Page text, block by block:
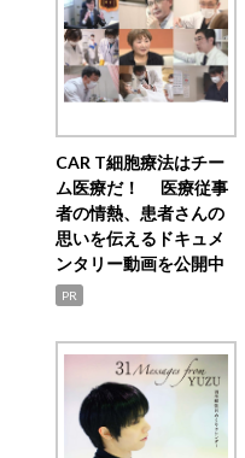
CAR T細胞療法はチー
ム医療だ！ 医療従事
者の情熱、患者さんの
思いを伝えるドキュメ
ンタリー動画を公開中
PR